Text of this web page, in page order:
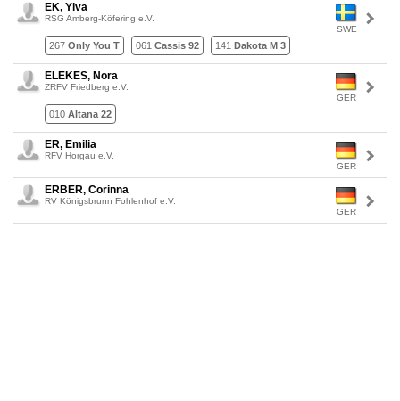
SWE
EK, Ylva
RSG Amberg-Köfering e.V.
267 Only You T 061 Cassis 92 141 Dakota M 3
GER
ELEKES, Nora
ZRFV Friedberg e.V.
010 Altana 22
GER
ER, Emilia
RFV Horgau e.V.
GER
ERBER, Corinna
RV Königsbrunn Fohlenhof e.V.